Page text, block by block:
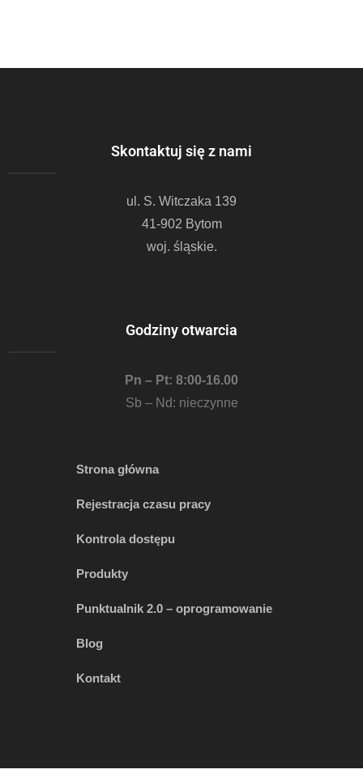
Skontaktuj się z nami
ul. S. Witczaka 139
41-902 Bytom
woj. śląskie.
Godziny otwarcia
Pn – Pt: 8:00-16.00
Sb – Nd: nieczynne
Strona główna
Rejestracja czasu pracy
Kontrola dostępu
Produkty
Punktualnik 2.0 – oprogramowanie
Blog
Kontakt